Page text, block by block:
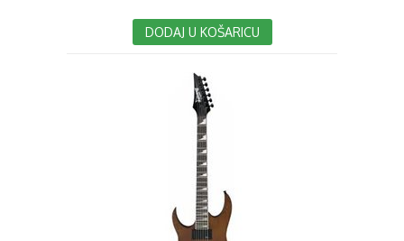
DODAJ U KOŠARICU